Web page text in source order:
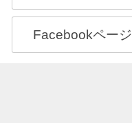
Facebookページ